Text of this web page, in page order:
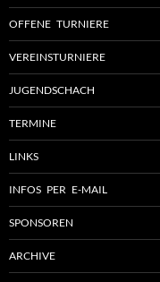
OFFENE TURNIERE
VEREINSTURNIERE
JUGENDSCHACH
TERMINE
LINKS
INFOS PER E-MAIL
SPONSOREN
ARCHIVE